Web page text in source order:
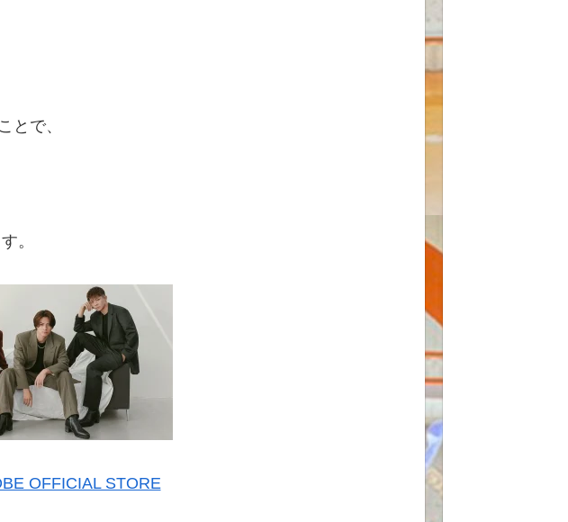
とで、
。
OFFICIAL STORE